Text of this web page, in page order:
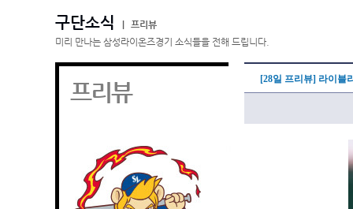
구단소식
프리뷰
미리 만나는 삼성라이온즈경기 소식들을 전해 드립니다.
프리뷰 [28일 프리뷰] 라이블